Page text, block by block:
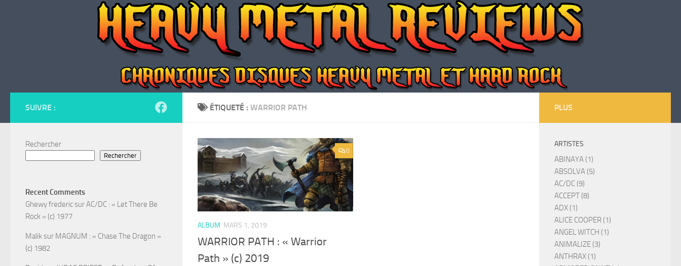
ÉTIQUETÉ : WARRIOR PATH
0
ALBUM MARS 1, 2019
WARRIOR PATH : « Warrior
Path » (c) 2019
SUIVRE :
Rechercher
Rechercher
Recent Comments
Ghewy fredericsurAC/DC : « Let There Be
Rock » (c) 1977
Maliksur MAGNUM : « Chase The Dragon »
(c) 1982
PLUS
ARTISTES
ABINAYA (1)
ABSOLVA (5)
AC/DC (9)
ACCEPT (8)
ADX (1)
ALICE COOPER (1)
ANGEL WITCH (1)
ANIMALIZE (3)
ANTHRAX (1)